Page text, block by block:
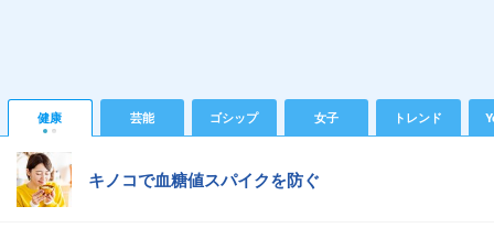
健康 芸能 ゴシップ 女子 トレンド
キノコで血糖値スパイクを防ぐ